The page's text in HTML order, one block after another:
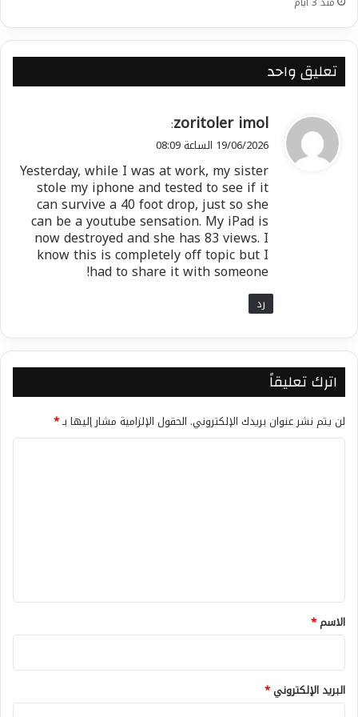
تعبير عن حيوية التجربة الديمقراطية في الرأس الأخضر،
وعن سعي المجتمع إلى تحقيق توازن بين الطموح
الاقتصادي والعدالة الاجتماعية، وبين الاستقرار
السياسي والانفتاح الديمقراطي. وفي جميع الأحوال،
إفريقي هادئ استطاع أن يجعل من الديمقراطية أداة
للبناء والاندماج وصناعة المستقبل.
شارك هذا الموضوع:
X
تعليق واحد
ي
ق
ل
zoritoler imol
:
19/06/2026 الساعة 08:09
Yesterday, while I was at work, my sister
stole my iphone and tested to see if it
can survive a 40 foot drop, just so she
can be a youtube sensation. My iPad is
now destroyed and she has 83 views. I
know this is completely off topic but I
had to share it with someone!
رد
اترك تعليقاً
لن يتم نشر عنوان بريدك الإلكتروني. الحقول الإلزامية مشار إليها بـ*
*
الاسم*
البريد الإلكتروني*